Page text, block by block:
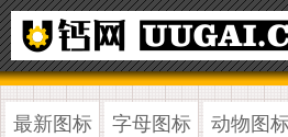
最新图标 字母图标 动物图